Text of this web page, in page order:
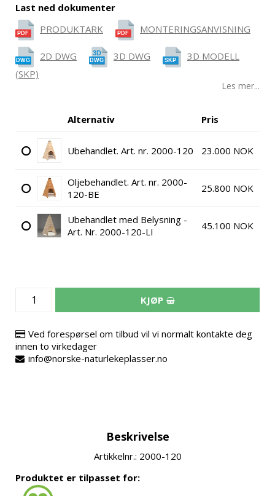
Last ned dokumenter
PRODUKTARK
MONTERINGSANVISNING
2D DWG 3D DWG
3D MODELL
(SKP)
Les mer...
Alternativ Pris
Ubehandlet. Art. nr. 2000-120 23.000 NOK
Oljebehandlet. Art. nr. 2000-
120-BE
25.800 NOK
Ubehandlet med Belysning -
Art. Nr. 2000-120-LI
45.100 NOK
KJØP
Ved forespørsel om tilbud vil vi normalt kontakte deg
innen to virkedager
info@norske-naturlekeplasser.no
Beskrivelse
Artikkelnr.: 2000-120
Produktet er tilpasset for: